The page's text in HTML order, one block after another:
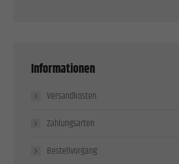
Informationen
Versandkosten
Zahlungsarten
Bestellvorgang